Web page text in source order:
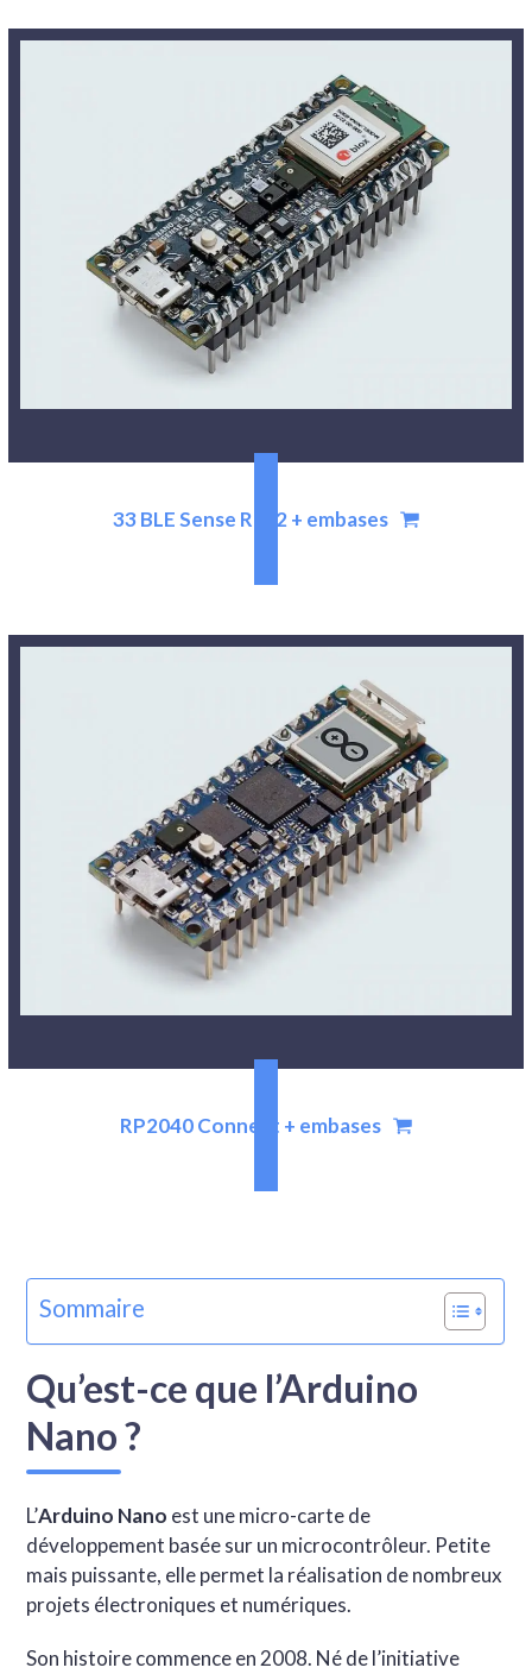
33 BLE Sense Rev2 + embases
RP2040 Connect + embases
Sommaire
Qu’est-ce que l’Arduino
Nano ?
L’Arduino Nano est une micro-carte de
développement basée sur un microcontrôleur. Petite
mais puissante, elle permet la réalisation de nombreux
projets électroniques et numériques.
Son histoire commence en 2008. Né de l’initiative